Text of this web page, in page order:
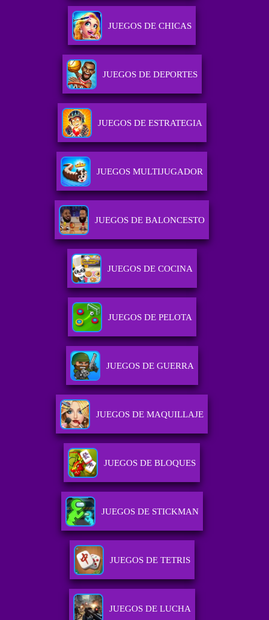
JUEGOS DE CHICAS
JUEGOS DE DEPORTES
JUEGOS DE ESTRATEGIA
JUEGOS MULTIJUGADOR
JUEGOS DE BALONCESTO
JUEGOS DE COCINA
JUEGOS DE PELOTA
JUEGOS DE GUERRA
JUEGOS DE MAQUILLAJE
JUEGOS DE BLOQUES
JUEGOS DE STICKMAN
JUEGOS DE TETRIS
JUEGOS DE LUCHA